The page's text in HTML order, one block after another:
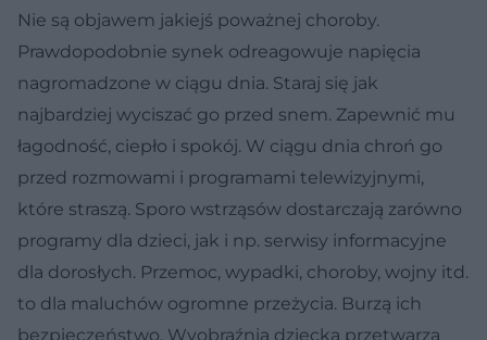
Nie są objawem jakiejś poważnej choroby.
Prawdopodobnie synek odreagowuje napięcia
nagromadzone w ciągu dnia. Staraj się jak
najbardziej wyciszać go przed snem. Zapewnić mu
łagodność, ciepło i spokój. W ciągu dnia chroń go
przed rozmowami i programami telewizyjnymi,
które straszą. Sporo wstrząsów dostarczają zarówno
programy dla dzieci, jak i np. serwisy informacyjne
dla dorosłych. Przemoc, wypadki, choroby, wojny itd.
to dla maluchów ogromne przeżycia. Burzą ich
bezpieczeństwo. Wyobraźnia dziecka przetwarza